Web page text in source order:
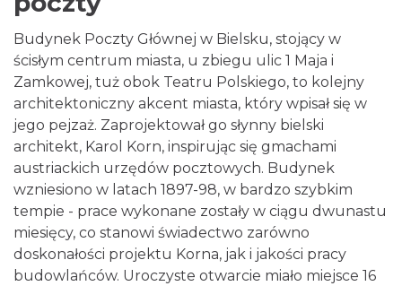
Budynek Poczty Głównej w Bielsku, stojący w
ścisłym centrum miasta, u zbiegu ulic 1 Maja i
Zamkowej, tuż obok Teatru Polskiego, to kolejny
architektoniczny akcent miasta, który wpisał się w
jego pejzaż. Zaprojektował go słynny bielski
architekt, Karol Korn, inspirując się gmachami
austriackich urzędów pocztowych. Budynek
wzniesiono w latach 1897-98, w bardzo szybkim
tempie - prace wykonane zostały w ciągu dwunastu
miesięcy, co stanowi świadectwo zarówno
doskonałości projektu Korna, jak i jakości pracy
budowlańców. Uroczyste otwarcie miało miejsce 16